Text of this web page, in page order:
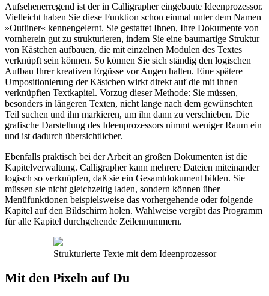
Aufsehenerregend ist der in Calligrapher eingebaute Ideenprozessor.
Vielleicht haben Sie diese Funktion schon einmal unter dem Namen
»Outliner« kennengelernt. Sie gestattet Ihnen, Ihre Dokumente von
vornherein gut zu strukturieren, indem Sie eine baumartige Struktur
von Kästchen aufbauen, die mit einzelnen Modulen des Textes
verknüpft sein können. So können Sie sich ständig den logischen
Aufbau Ihrer kreativen Ergüsse vor Augen halten. Eine spätere
Umpositionierung der Kästchen wirkt direkt auf die mit ihnen
verknüpften Textkapitel. Vorzug dieser Methode: Sie müssen,
besonders in längeren Texten, nicht lange nach dem gewünschten
Teil suchen und ihn markieren, um ihn dann zu verschieben. Die
grafische Darstellung des Ideenprozessors nimmt weniger Raum ein
und ist dadurch übersichtlicher.
Ebenfalls praktisch bei der Arbeit an großen Dokumenten ist die
Kapitelverwaltung. Calligrapher kann mehrere Dateien miteinander
logisch so verknüpfen, daß sie ein Gesamtdokument bilden. Sie
müssen sie nicht gleichzeitig laden, sondern können über
Menüfunktionen beispielsweise das vorhergehende oder folgende
Kapitel auf den Bildschirm holen. Wahlweise vergibt das Programm
für alle Kapitel durchgehende Zeilennummern.
Strukturierte Texte mit dem Ideenprozessor
Mit den Pixeln auf Du